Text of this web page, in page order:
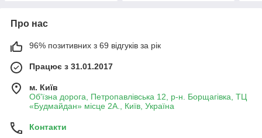
Про нас
96% позитивних з 69 відгуків за рік
Працює з 31.01.2017
м. Київ
Об'їзна дорога, Петропавлівська 12, р-н. Борщагівка, ТЦ
«Будмайдан» місце 2А., Київ, Україна
Контакти